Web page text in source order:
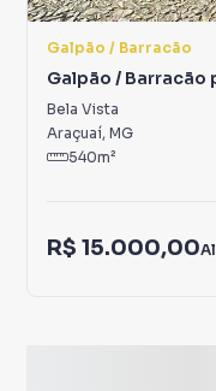
Galpão / Barracão
Galpão / Barracão
Bela Vista
Araçuaí, MG
540m²
R$ 15.000,00